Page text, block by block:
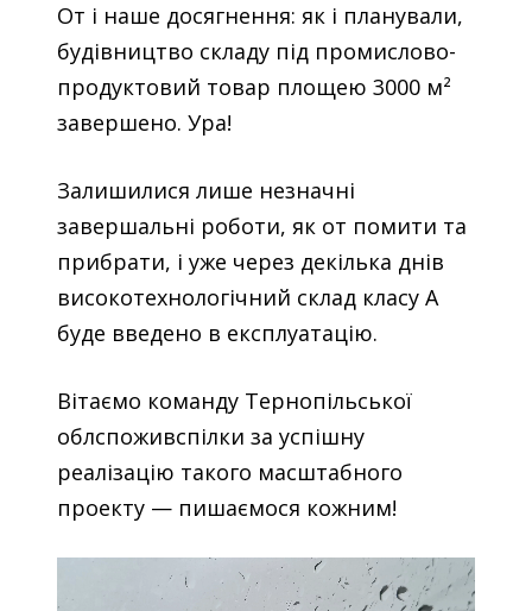
От і наше досягнення: як і планували,
будівництво складу під промислово-
продуктовий товар площею 3000 м²
завершено. Ура!
Залишилися лише незначні
завершальні роботи, як от помити та
прибрати, і уже через декілька днів
високотехнологічний склад класу А
буде введено в експлуатацію.
Вітаємо команду Тернопільської
облспоживспілки за успішну
реалізацію такого масштабного
проекту — пишаємося кожним!
Відеопрогравач